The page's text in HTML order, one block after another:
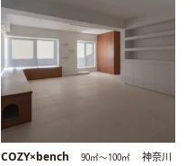
COZY×bench 90㎡〜100㎡
神奈川